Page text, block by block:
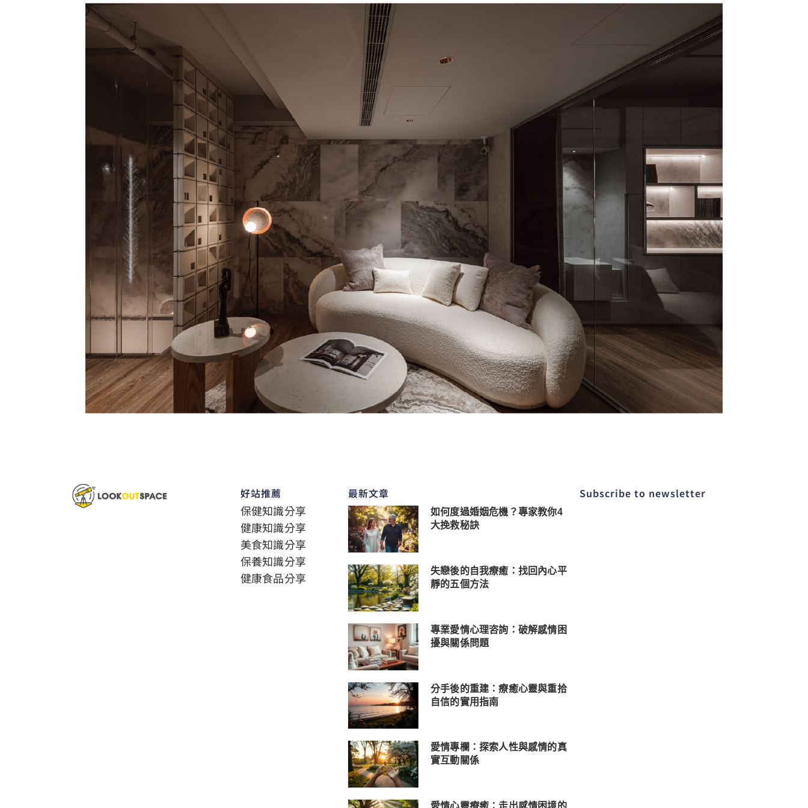
好站推薦
保健知識分享
健康知識分享
美食知識分享
保養知識分享
健康食品分享
最新文章
如何度過婚姻危機？專家教你4
大挽救秘訣
失戀後的自我療癒：找回內心平
靜的五個方法
專業愛情心理咨詢：破解感情困
擾與關係問題
分手後的重建：療癒心靈與重拾
自信的實用指南
愛情專欄：探索人性與感情的真
實互動關係
Subscribe to newsletter​